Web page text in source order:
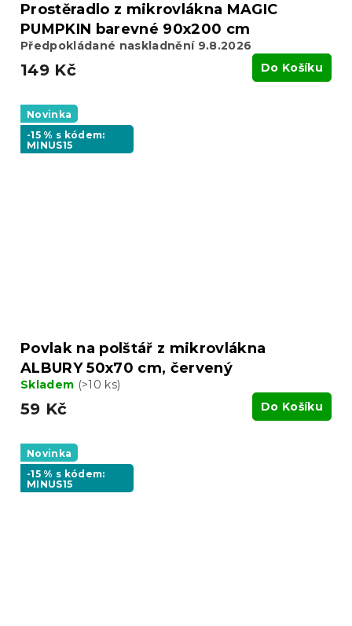
Prostěradlo z mikrovlákna MAGIC
PUMPKIN barevné 90x200 cm
Předpokládané naskladnění 9.8.2026
149 Kč Do Košíku
Novinka
-15 % s kódem:
MINUS15
Povlak na polštář z mikrovlákna
ALBURY 50x70 cm, červený
Skladem (>10 ks)
59 Kč Do Košíku
Novinka
-15 % s kódem:
MINUS15